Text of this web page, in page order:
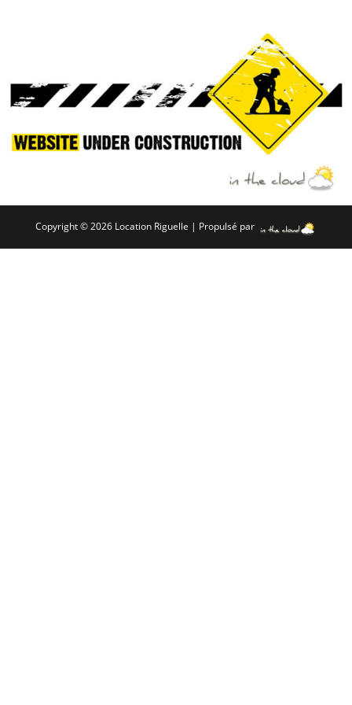
Copyright © 2026 Location Riguelle | Propulsé par